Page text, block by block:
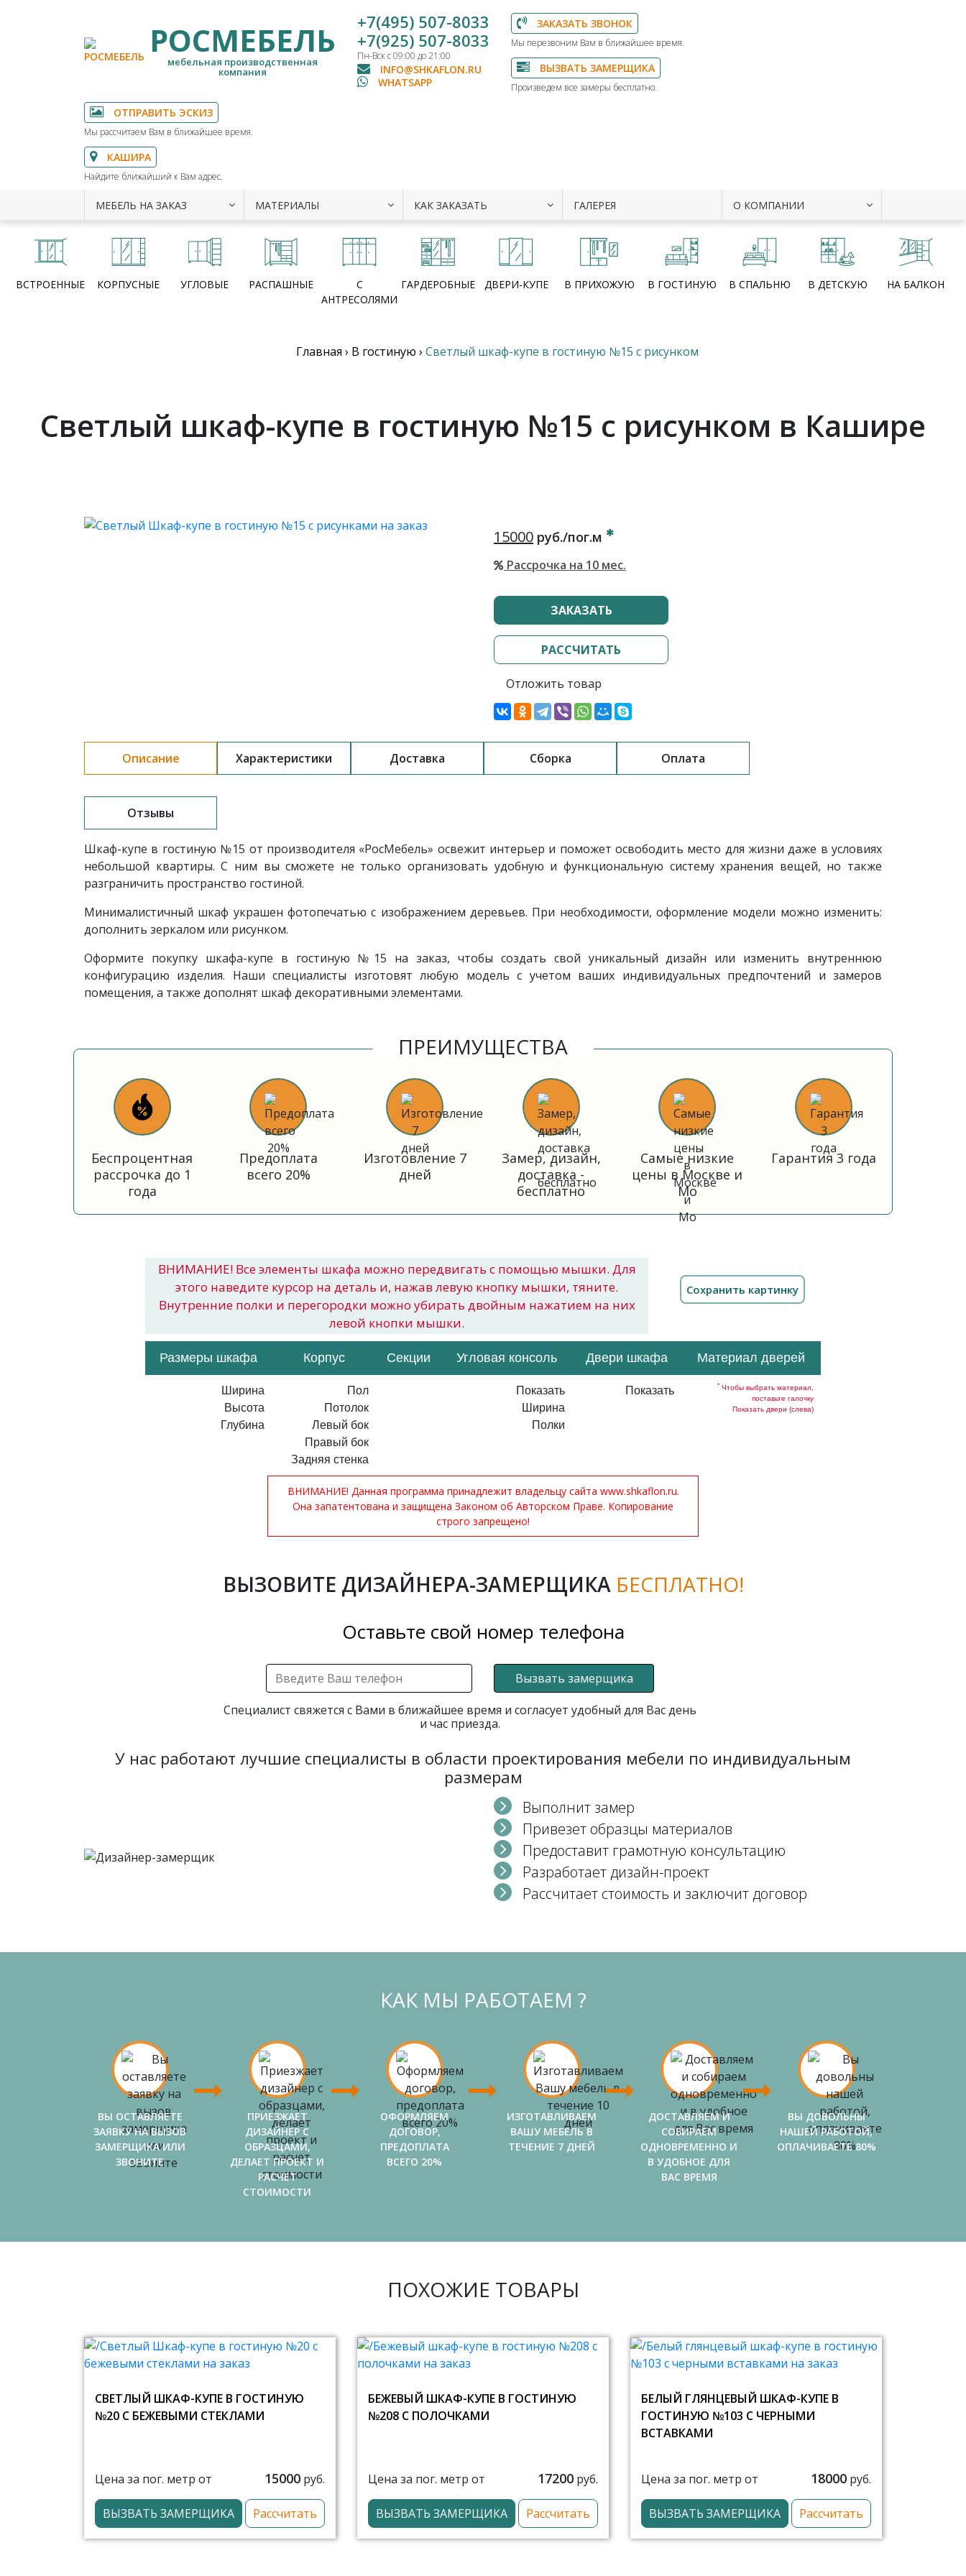
РОСМЕБЕЛЬ
мебельная производственная
компания
+7(495) 507-8033
+7(925) 507-8033
Пн-Вск с 09:00 до 21:00
INFO@SHKAFLON.RU
WHATSAPP
ЗАКАЗАТЬ ЗВОНОК
Мы перезвоним Вам в ближайшее время.
ВЫЗВАТЬ ЗАМЕРЩИКА
Произведем все замеры бесплатно.
ОТПРАВИТЬ ЭСКИЗ
Мы рассчитаем Вам в ближайшее время.
КАШИРА
Найдите ближайший к Вам адрес.
МЕБЕЛЬ НА ЗАКАЗ МАТЕРИАЛЫ КАК ЗАКАЗАТЬ ГАЛЕРЕЯ О КОМПАНИИ
ВСТРОЕННЫЕ КОРПУСНЫЕ УГЛОВЫЕ РАСПАШНЫЕ
С
АНТРЕСОЛЯМИ
ГАРДЕРОБНЫЕ ДВЕРИ-КУПЕ В ПРИХОЖУЮ В ГОСТИНУЮ В СПАЛЬНЮ В ДЕТСКУЮ НА БАЛКОН
Главная › В гостиную › Светлый шкаф-купе в гостиную №15 с рисунком
Светлый шкаф-купе в гостиную №15 с рисунком в Кашире
15000 руб./пог.м
Рассрочка на 10 мес.
ЗАКАЗАТЬ
РАССЧИТАТЬ
Отложить товар
Описание Характеристики Доставка Сборка Оплата
Отзывы
Шкаф-купе в гостиную №15 от производителя «РосМебель» освежит интерьер и поможет освободить место для жизни даже в условиях
небольшой квартиры. С ним вы сможете не только организовать удобную и функциональную систему хранения вещей, но также
разграничить пространство гостиной.
Минималистичный шкаф украшен фотопечатью с изображением деревьев. При необходимости, оформление модели можно изменить:
дополнить зеркалом или рисунком.
Оформите покупку шкафа-купе в гостиную №15 на заказ, чтобы создать свой уникальный дизайн или изменить внутреннюю
конфигурацию изделия. Наши специалисты изготовят любую модель с учетом ваших индивидуальных предпочтений и замеров
помещения, а также дополнят шкаф декоративными элементами.
ПРЕИМУЩЕСТВА
Беспроцентная
рассрочка до 1
года
Предоплата
всего 20%
Изготовление 7
дней
Замер, дизайн,
доставка -
бесплатно
Самые низкие
цены в Москве и
Мо
Гарантия 3 года
ВНИМАНИЕ! Все элементы шкафа можно передвигать с помощью мышки. Для
этого наведите курсор на деталь и, нажав левую кнопку мышки, тяните.
Внутренние полки и перегородки можно убирать двойным нажатием на них
левой кнопки мышки.
Размеры шкафа Корпус Секции Угловая консоль Двери шкафа Материал дверей
Ширина
Высота
Глубина
Пол
Потолок
Левый бок
Правый бок
Задняя стенка
Показать
Ширина
Полки
Показать * Чтобы выбрать материал,
поставьте галочку
Показать двери (слева)
ВНИМАНИЕ! Данная программа принадлежит владельцу сайта www.shkaflon.ru.
Она запатентована и защищена Законом об Авторском Праве. Копирование
строго запрещено!
ВЫЗОВИТЕ ДИЗАЙНЕРА-ЗАМЕРЩИКА БЕСПЛАТНО!
Оставьте свой номер телефона
Вызвать замерщика
Специалист свяжется с Вами в ближайшее время и согласует удобный для Вас день
и час приезда.
У нас работают лучшие специалисты в области проектирования мебели по индивидуальным
размерам
Выполнит замер
Привезет образцы материалов
Предоставит грамотную консультацию
Разработает дизайн-проект
Рассчитает стоимость и заключит договор
КАК МЫ РАБОТАЕМ ?
ВЫ ОСТАВЛЯЕТЕ
ЗАЯВКУ НА ВЫЗОВ
ЗАМЕРЩИКА ИЛИ
ЗВОНИТЕ
ПРИЕЗЖАЕТ
ДИЗАЙНЕР С
ОБРАЗЦАМИ,
ДЕЛАЕТ ПРОЕКТ И
РАСЧЕТ
СТОИМОСТИ
ОФОРМЛЯЕМ
ДОГОВОР,
ПРЕДОПЛАТА
ВСЕГО 20%
ИЗГОТАВЛИВАЕМ
ВАШУ МЕБЕЛЬ В
ТЕЧЕНИЕ 7 ДНЕЙ
ДОСТАВЛЯЕМ И
СОБИРАЕМ
ОДНОВРЕМЕННО И
В УДОБНОЕ ДЛЯ
ВАС ВРЕМЯ
ВЫ ДОВОЛЬНЫ
НАШЕЙ РАБОТОЙ,
ОПЛАЧИВАЕТЕ 80%
ПОХОЖИЕ ТОВАРЫ
СВЕТЛЫЙ ШКАФ-КУПЕ В ГОСТИНУЮ
№20 С БЕЖЕВЫМИ СТЕКЛАМИ
Цена за пог. метр от 15000 руб.
ВЫЗВАТЬ ЗАМЕРЩИКА Рассчитать
БЕЖЕВЫЙ ШКАФ-КУПЕ В ГОСТИНУЮ
№208 С ПОЛОЧКАМИ
Цена за пог. метр от 17200 руб.
ВЫЗВАТЬ ЗАМЕРЩИКА Рассчитать
БЕЛЫЙ ГЛЯНЦЕВЫЙ ШКАФ-КУПЕ В
ГОСТИНУЮ №103 С ЧЕРНЫМИ
ВСТАВКАМИ
Цена за пог. метр от 18000 руб.
ВЫЗВАТЬ ЗАМЕРЩИКА Рассчитать